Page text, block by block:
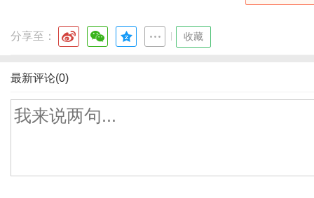
分享至： 收藏
最新评论(0)